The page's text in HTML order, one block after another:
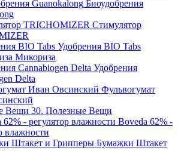
Биоудобрения
Стимулятор
Удобрения BIO Tabs
Микориза
Удобрения
Delta
Фульвогумат
30. Полезные Вещи
Boveda 62% -
влажности
Бумажки Штакет